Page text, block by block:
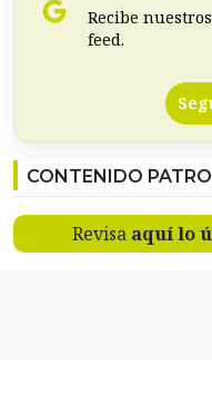
Recibe
feed.
CONTENIDO
Revisa aquí lo